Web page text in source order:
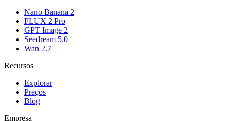
Nano Banana 2
FLUX 2 Pro
GPT Image 2
Seedream 5.0
Wan 2.7
Recursos
Explorar
Preços
Blog
Empresa